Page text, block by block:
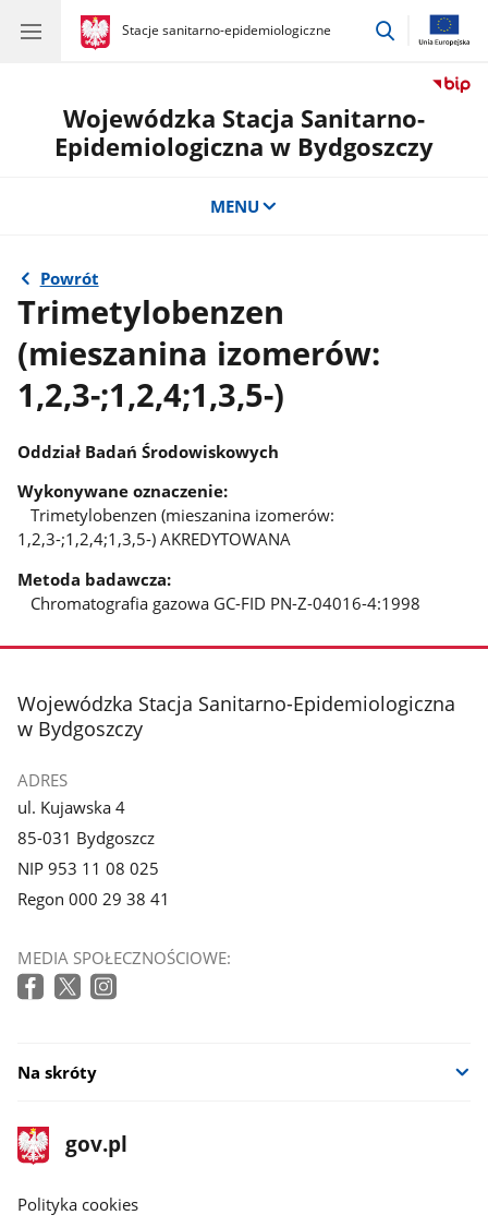
gov.pl
Stacje sanitarno-epidemiologiczne
gov.pl
Stacje
przejdź
Wojewódzka Stacja Sanitarno-
Epidemiologiczna w Bydgoszczy
MENU
Powrót
Trimetylobenzen
(mieszanina izomerów:
1,2,3-;1,2,4;1,3,5-)
Oddział Badań Środowiskowych
Wykonywane oznaczenie:
Trimetylobenzen (mieszanina izomerów:
1,2,3-;1,2,4;1,3,5-) AKREDYTOWANA
Metoda badawcza:
Chromatografia gazowa GC-FID PN-Z-04016-4:1998
stopka
Wojewódzka Stacja Sanitarno-Epidemiologiczna
w Bydgoszczy
ADRES
ul. Kujawska 4
85-031 Bydgoszcz
NIP 953 11 08 025
Regon 000 29 38 41
MEDIA SPOŁECZNOŚCIOWE:
Na skróty
stopka
gov.pl
Strona
gov.pl
gov.pl
Polityka cookies